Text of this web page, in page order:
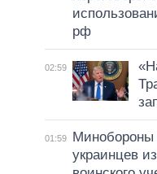
рф
02:59
01:59
Минобороны
украинцев